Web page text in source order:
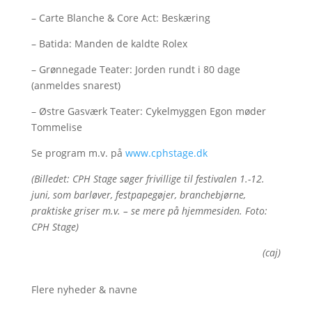
– Carte Blanche & Core Act: Beskæring
– Batida: Manden de kaldte Rolex
– Grønnegade Teater: Jorden rundt i 80 dage
(anmeldes snarest)
– Østre Gasværk Teater: Cykelmyggen Egon møder
Tommelise
Se program m.v. på www.cphstage.dk
(Billedet: CPH Stage søger frivillige til festivalen 1.-12.
juni, som barløver, festpapegøjer, branchebjørne,
praktiske griser m.v. – se mere på hjemmesiden. Foto:
CPH Stage)
(caj)
Flere nyheder & navne